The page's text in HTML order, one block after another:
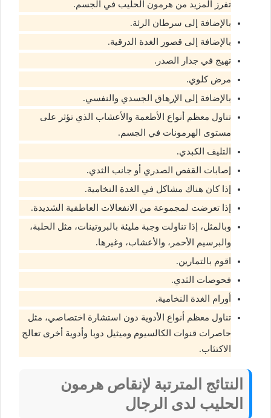
تفرز المزيد من هرمون الحليب في الجسم.
بالإضافة إلى سرطان الرئة.
بالإضافة إلى قصور الغدة الدرقية.
تهيج في جدار الصدر.
مرض كلوي.
بالإضافة إلى الإرهاق الجسدي والنفسي.
تناول معظم أنواع الأطعمة والأعشاب الذي تؤثر على
مستوى الهرمونات في الجسم.
التليف الكبدي.
إصابات القفص الصدري أو جانب الثدي.
إذا كان هناك مشاكل في الغدة النخامية.
إذا تعرضت لمجموعة من الانفعالات العاطفية الشديدة.
وبالمثل، إذا تناولت وجبة مليئة بالبروتينات، مثل الحلبة،
والبرسيم الأحمر، والأعشاب، وغيرها.
اقوم بالتمارين.
فحوصات الثدي.
أورام الغدة النخامية.
تناول معظم أنواع الأدوية دون استشارة اختصاصي، مثل
حاصرات قنوات الكالسيوم وميثيل دوبا وأدوية أخرى تعالج
الاكتئاب.
النتائج المترتبة لإنقاص هرمون
الحليب لدى الرجال